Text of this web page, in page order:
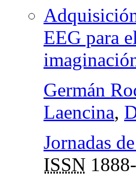
EEG para
Germán
Laencina,
Jornadas
ISSN